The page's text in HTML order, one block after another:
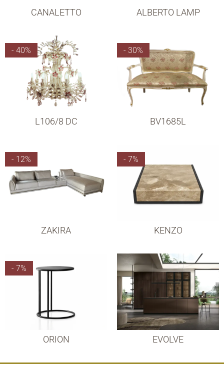
CANALETTO ALBERTO LAMP
- 40%
L106/8 DC
- 30%
BV1685L
- 12%
ZAKIRA
- 7%
KENZO
- 7%
ORION EVOLVE